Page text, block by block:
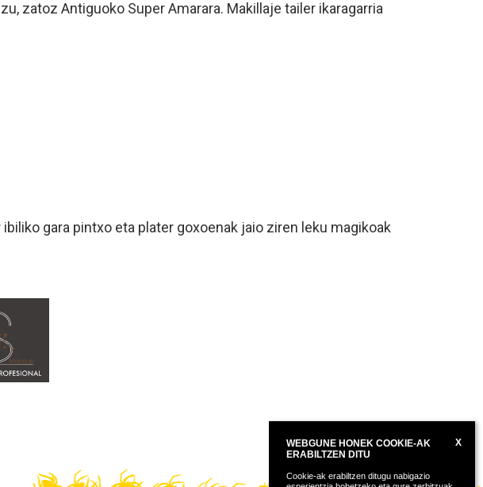
zatoz Antiguoko Super Amarara. Makillaje tailer ikaragarria
gara pintxo eta plater goxoenak jaio ziren leku magikoak
WEBGUNE HONEK COOKIE-AK
ERABILTZEN DITU
X
Cookie-ak erabiltzen ditugu nabigazio